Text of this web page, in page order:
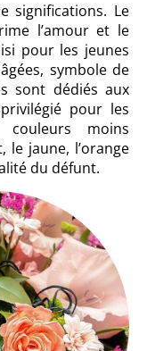
significations. Le
l’amour et le
pour les jeunes
symbole de
sont dédiés aux
pour les
moins
le jaune, l’orange
du défunt.